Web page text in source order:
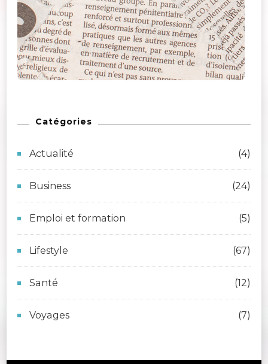
Catégories
Actualité (4)
Business (24)
Emploi et formation (5)
Lifestyle (67)
Santé (12)
Voyages (7)